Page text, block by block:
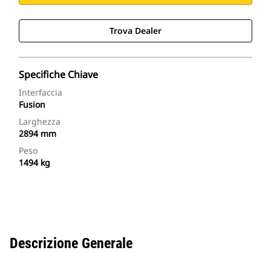
Trova Dealer
Specifiche Chiave
Interfaccia
Fusion
Larghezza
2894 mm
Peso
1494 kg
Descrizione Generale